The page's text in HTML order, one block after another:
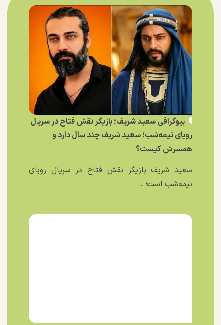
بیوگرافی سعید شریف؛ بازیگر نقش فتاح در سریال
رویای نیمه‌شب؛ سعید شریف چند سال دارد و
همسرش کیست؟
سعید شریف بازیگر نقش فتاح در سریال رویای
نیمه‌شب است؛...